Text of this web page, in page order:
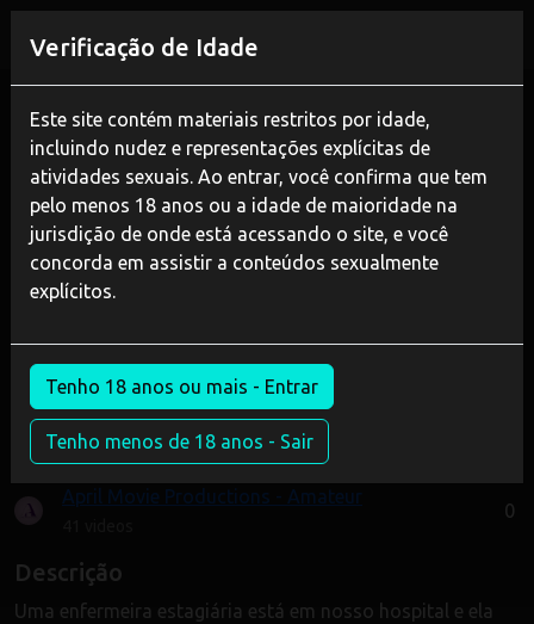
Verificação de Idade
Este site contém materiais restritos por idade,
incluindo nudez e representações explícitas de
atividades sexuais. Ao entrar, você confirma que tem
pelo menos 18 anos ou a idade de maioridade na
jurisdição de onde está acessando o site, e você
concorda em assistir a conteúdos sexualmente
explícitos.
Tenho 18 anos ou mais - Entrar
Tenho menos de 18 anos - Sair
Home Amador Banho de Esponja da Enfermeira Raphaela
JOIN NOW WATCH TRAILER
Banho de Esponja da Enfermeira
Raphaela
April Movie Productions - Amateur
0
Descrição
Uma enfermeira estagiária está em nosso hospital e ela